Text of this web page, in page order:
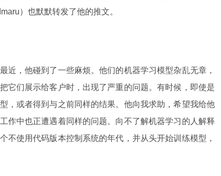
）也默默转发了他的推文。
近，他碰到了一些麻烦。他们的机器学习模型杂乱无章，
它们展示给客户时，出现了严重的问题。有时候，即使是
，或者得到与之前同样的结果。他向我求助，希望我给他
作中也正遭遇着同样的问题。向不了解机器学习的人解释
不使用代码版本控制系统的年代，并从头开始训练模型，